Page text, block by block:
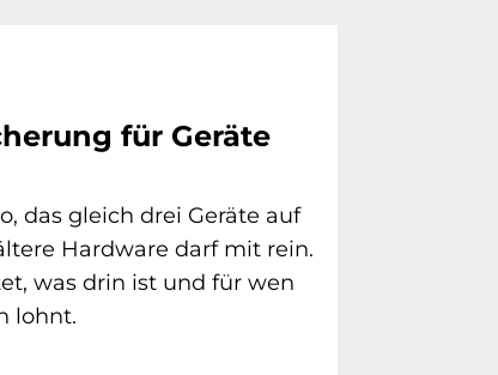
für Geräte
das gleich drei Geräte auf
Hardware darf mit rein.
was drin ist und für wen
lohnt.